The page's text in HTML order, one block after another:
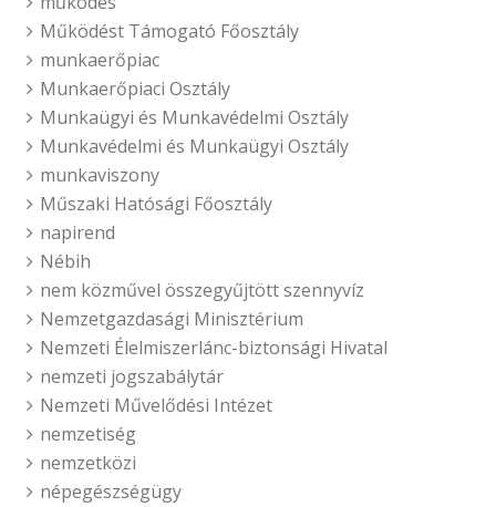
Működést Támogató Főosztály
munkaerőpiac
Munkaerőpiaci Osztály
Munkaügyi és Munkavédelmi Osztály
Munkavédelmi és Munkaügyi Osztály
munkaviszony
Műszaki Hatósági Főosztály
napirend
Nébih
nem közművel összegyűjtött szennyvíz
Nemzetgazdasági Minisztérium
Nemzeti Élelmiszerlánc-biztonsági Hivatal
nemzeti jogszabálytár
Nemzeti Művelődési Intézet
nemzetiség
nemzetközi
népegészségügy